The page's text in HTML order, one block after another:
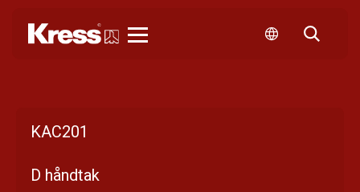
KAC201
D håndtak